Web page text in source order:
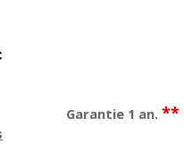
Garantie 1 an. **